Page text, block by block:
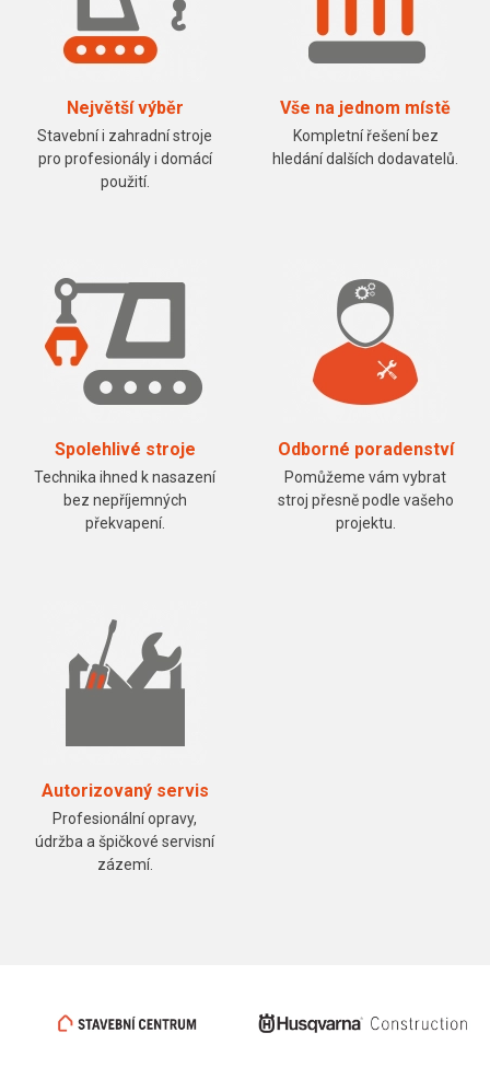
Největší výběr
Stavební i zahradní stroje
pro profesionály i domácí
použití.
Vše na jednom místě
Kompletní řešení bez
hledání dalších dodavatelů.
Spolehlivé stroje
Technika ihned k nasazení
bez nepříjemných
překvapení.
Odborné poradenství
Pomůžeme vám vybrat
stroj přesně podle vašeho
projektu.
Autorizovaný servis
Profesionální opravy,
údržba a špičkové servisní
zázemí.